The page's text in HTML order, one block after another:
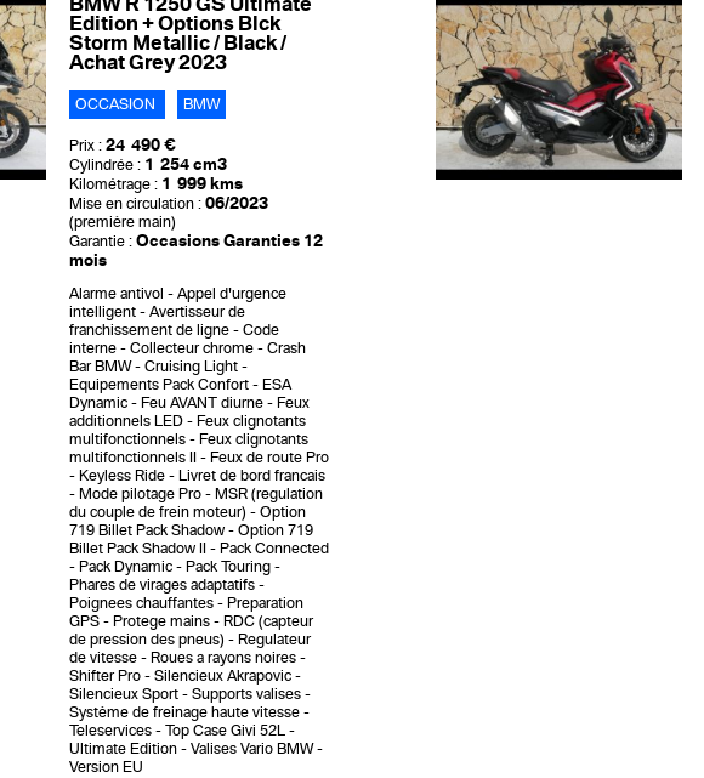
Edition + Options Blck
Storm Metallic / Black /
Achat Grey 2023
OCCASION BMW
Prix : 24 490 €
Cylindrée : 1 254 cm3
Kilométrage : 1 999 kms
Mise en circulation : 06/2023
(première main)
Garantie : Occasions Garanties 12
mois
Alarme antivol
Appel d'urgence
intelligent
Avertisseur de
franchissement de ligne
Code
interne
Collecteur chrome
Crash
Bar BMW
Cruising Light
Equipements Pack Confort
ESA
Dynamic
Feu AVANT diurne
Feux
additionnels LED
Feux clignotants
multifonctionnels
Feux clignotants
multifonctionnels II
Feux de route Pro
Keyless Ride
Livret de bord francais
Mode pilotage Pro
MSR (regulation
du couple de frein moteur)
Option
719 Billet Pack Shadow
Option 719
Billet Pack Shadow II
Pack Connected
Pack Dynamic
Pack Touring
Phares de virages adaptatifs
Poignees chauffantes
Preparation
GPS
Protege mains
RDC (capteur
de pression des pneus)
Regulateur
de vitesse
Roues a rayons noires
Shifter Pro
Silencieux Akrapovic
Silencieux Sport
Supports valises
Système de freinage haute vitesse
Teleservices
Top Case Givi 52L
Ultimate Edition
Valises Vario BMW
Version EU